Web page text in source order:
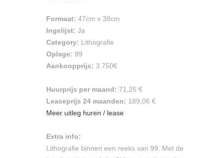
Formaat: 47cm x 38cm
Ingelijst: Ja
Category: Lithografie
Oplage: 99
Aankoopprijs: 3.750€
Huurprijs per maand: 71,25 €
Leaseprijs 24 maanden: 189,06 €
Meer uitleg huren / lease
Extra info:
Lithografie binnen een reeks van 99. Met de